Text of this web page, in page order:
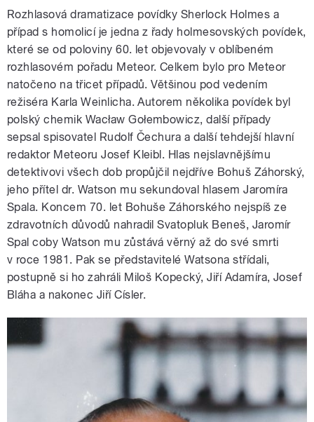
Rozhlasová dramatizace povídky Sherlock Holmes a
případ s homolicí je jedna z řady holmesovských povídek,
které se od poloviny 60. let objevovaly v oblíbeném
rozhlasovém pořadu Meteor. Celkem bylo pro Meteor
natočeno na třicet případů. Většinou pod vedením
režiséra Karla Weinlicha. Autorem několika povídek byl
polský chemik Wacław Gołembowicz, další případy
sepsal spisovatel Rudolf Čechura a další tehdejší hlavní
redaktor Meteoru Josef Kleibl. Hlas nejslavnějšímu
detektivovi všech dob propůjčil nejdříve Bohuš Záhorský,
jeho přítel dr. Watson mu sekundoval hlasem Jaromíra
Spala. Koncem 70. let Bohuše Záhorského nejspíš ze
zdravotních důvodů nahradil Svatopluk Beneš, Jaromír
Spal coby Watson mu zůstává věrný až do své smrti
v roce 1981. Pak se představitelé Watsona střídali,
postupně si ho zahráli Miloš Kopecký, Jiří Adamíra, Josef
Bláha a nakonec Jiří Císler.